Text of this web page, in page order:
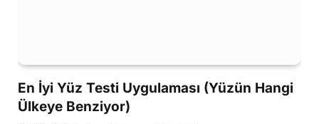
En İyi Yüz Testi Uygulaması (Yüzün Hangi
Ülkeye Benziyor)